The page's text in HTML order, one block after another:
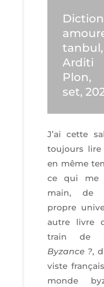
Ardi­ti
set,
J’ai cette
tou­jours lire
en même
ce qui me
main, de
propre
autre livre
train de
Byzance ?,
viste
monde